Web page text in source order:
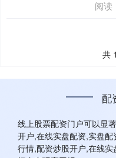
阅读
共
配
线上股票配资门户可以显
开户,在线实盘配资,实盘
行情,配资炒股开户,在线